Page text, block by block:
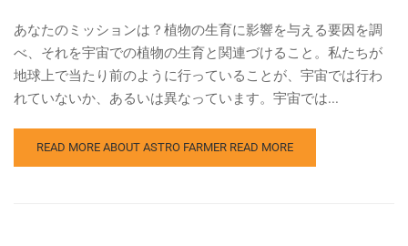
あなたのミッションは？植物の生育に影響を与える要因を調
べ、それを宇宙での植物の生育と関連づけること。私たちが
地球上で当たり前のように行っていることが、宇宙では行わ
れていないか、あるいは異なっています。宇宙では...
READ MORE ABOUT ASTRO FARMER READ MORE